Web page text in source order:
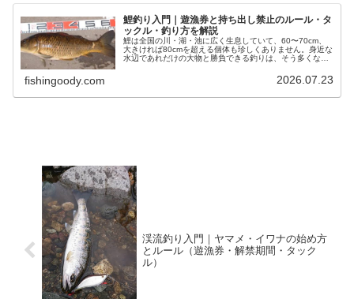
鯉釣り入門｜遊漁券と持ち出し禁止のルール・タ
ックル・釣り方を解説
鯉は全国の川・湖・池に広く生息していて、60〜70cm、
大きければ80cmを超える個体も珍しくありません。身近な
水辺であれだけの大物と勝負できる釣りは、そう多くない
fishingoody.com 2026.07.23
渓流釣り入門｜ヤマメ・イワナの始め方
とルール（遊漁券・解禁期間・タック
ル）